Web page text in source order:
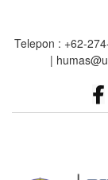
main
Telepon : +62-
|